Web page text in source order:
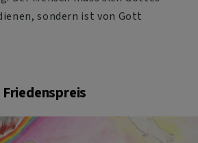
sondern ist von Gott
Friedenspreis